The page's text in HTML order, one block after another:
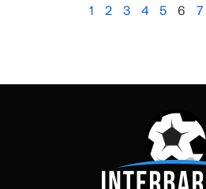
1 2 3 4 5 6 7